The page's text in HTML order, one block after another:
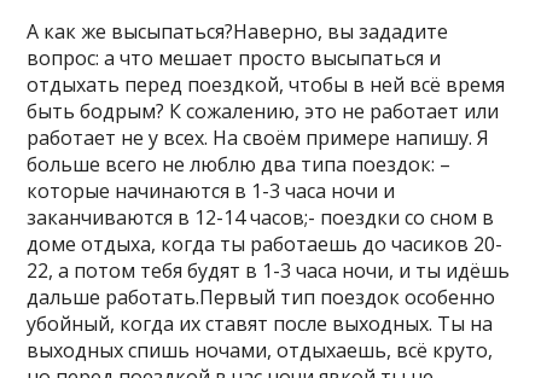
А как же высыпаться?Наверно, вы зададите
вопрос: а что мешает просто высыпаться и
отдыхать перед поездкой, чтобы в ней всё время
быть бодрым? К сожалению, это не работает или
работает не у всех. На своём примере напишу. Я
больше всего не люблю два типа поездок: –
которые начинаются в 1-3 часа ночи и
заканчиваются в 12-14 часов;- поездки со сном в
доме отдыха, когда ты работаешь до часиков 20-
22, а потом тебя будят в 1-3 часа ночи, и ты идёшь
дальше работать.Первый тип поездок особенно
убойный, когда их ставят после выходных. Ты на
выходных спишь ночами, отдыхаешь, всё круто,